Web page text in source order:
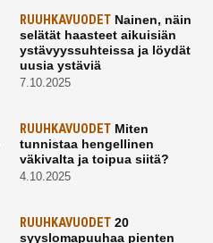
RUUHKAVUODETNainen, näin
selätät haasteet aikuisiän
ystävyyssuhteissa ja löydät
uusia ystäviä
7.10.2025
RUUHKAVUODETMiten
tunnistaa hengellinen
väkivalta ja toipua siitä?
4.10.2025
RUUHKAVUODET20
syyslomapuuhaa pienten